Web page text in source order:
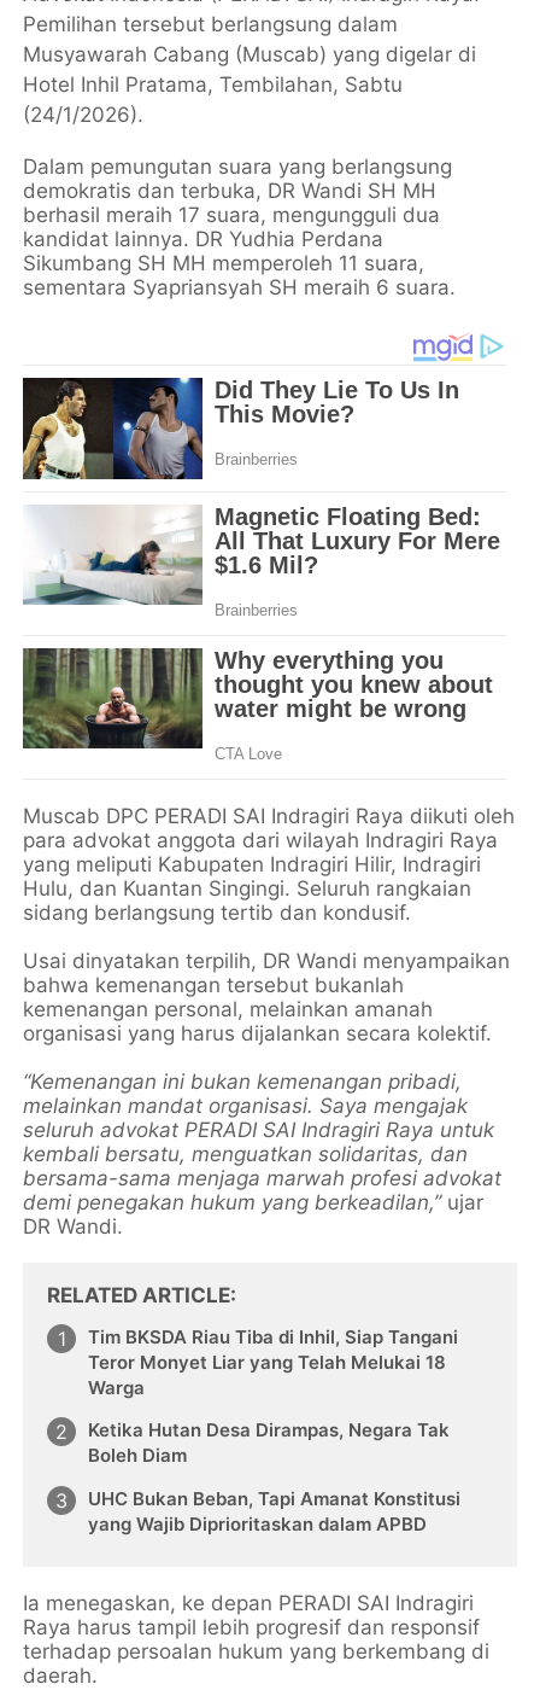
Pemilihan tersebut berlangsung dalam
Musyawarah Cabang (Muscab) yang digelar di
Hotel Inhil Pratama, Tembilahan, Sabtu
(24/1/2026).
Dalam pemungutan suara yang berlangsung
demokratis dan terbuka, DR Wandi SH MH
berhasil meraih 17 suara, mengungguli dua
kandidat lainnya. DR Yudhia Perdana
Sikumbang SH MH memperoleh 11 suara,
sementara Syapriansyah SH meraih 6 suara.
Muscab DPC PERADI SAI Indragiri Raya diikuti oleh
para advokat anggota dari wilayah Indragiri Raya
yang meliputi Kabupaten Indragiri Hilir, Indragiri
Hulu, dan Kuantan Singingi. Seluruh rangkaian
sidang berlangsung tertib dan kondusif.
Usai dinyatakan terpilih, DR Wandi menyampaikan
bahwa kemenangan tersebut bukanlah
kemenangan personal, melainkan amanah
organisasi yang harus dijalankan secara kolektif.
“Kemenangan ini bukan kemenangan pribadi,
melainkan mandat organisasi. Saya mengajak
seluruh advokat PERADI SAI Indragiri Raya untuk
kembali bersatu, menguatkan solidaritas, dan
bersama-sama menjaga marwah profesi advokat
demi penegakan hukum yang berkeadilan,”ujar
DR Wandi.
RELATED ARTICLE
Tim BKSDA Riau Tiba di Inhil, Siap Tangani
Teror Monyet Liar yang Telah Melukai 18
Warga
Ketika Hutan Desa Dirampas, Negara Tak
Boleh Diam
UHC Bukan Beban, Tapi Amanat Konstitusi
yang Wajib Diprioritaskan dalam APBD
Ia menegaskan, ke depan PERADI SAI Indragiri
Raya harus tampil lebih progresif dan responsif
terhadap persoalan hukum yang berkembang di
daerah.